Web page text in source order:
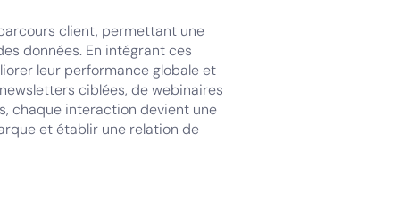
client, permettant une
données. En intégrant ces
leur performance globale et
ciblées, de webinaires
chaque interaction devient une
et établir une relation de